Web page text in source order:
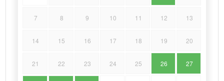
7 8 9 10 11 12 13
14 15 16 17 18 19 20
21 22 23 24 25 26 27